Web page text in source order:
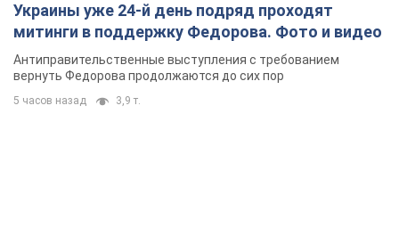
Украины уже 24-й день подряд проходят
митинги в поддержку Федорова. Фото и видео
Антиправительственные выступления с требованием
вернуть Федорова продолжаются до сих пор
5 часов назад 3,9 т.